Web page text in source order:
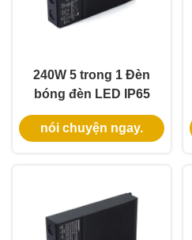
240W 5 trong 1 Đèn
bóng đèn LED IP65
Động cơ và nguồn
điện LED có thể tắt
nói chuyện ngay.